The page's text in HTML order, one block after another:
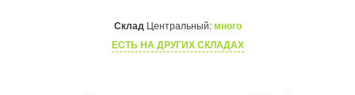
СкладЦентральный: много
ЕСТЬ НА ДРУГИХ СКЛАДАХ